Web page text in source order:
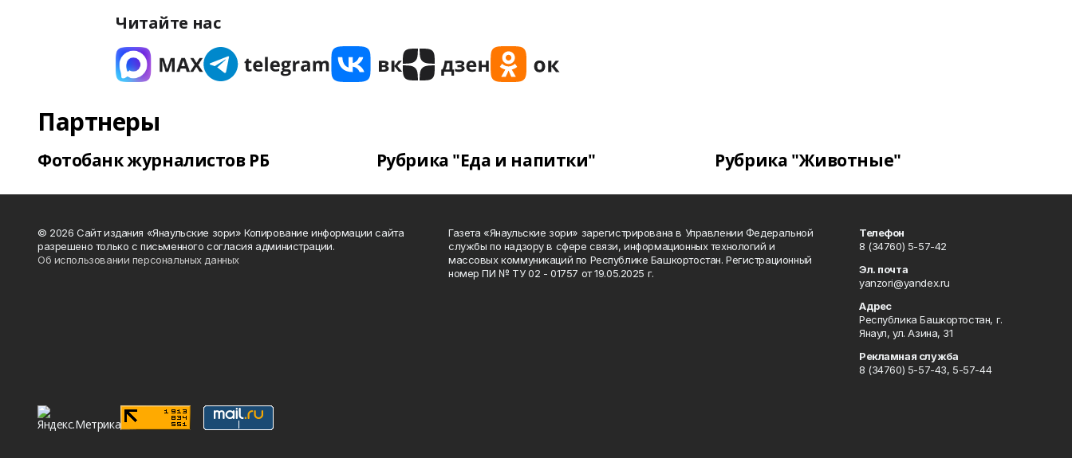
Читайте нас
Партнеры
Фотобанк журналистов РБ Рубрика "Еда и напитки" Рубрика "Животные"
© 2026 Сайт издания «Янаульские зори» Копирование информации сайта
разрешено только с письменного согласия администрации.
Об использовании персональных данных
Газета «Янаульские зори» зарегистрирована в Управлении Федеральной
службы по надзору в сфере связи, информационных технологий и
массовых коммуникаций по Республике Башкортостан. Регистрационный
номер ПИ № ТУ 02 - 01757 от 19.05.2025 г.
Телефон
8 (34760) 5-57-42
Эл. почта
yanzori@yandex.ru
Адрес
Республика Башкортостан, г.
Янаул, ул. Азина, 31
Рекламная служба
8 (34760) 5-57-43, 5-57-44